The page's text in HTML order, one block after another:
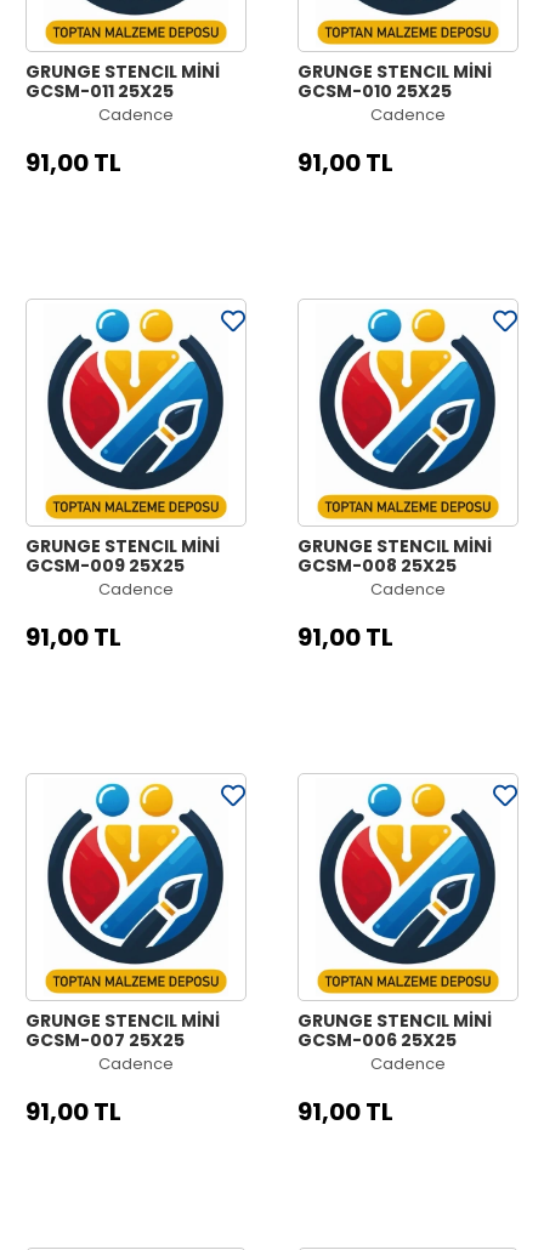
GRUNGE STENCIL MİNİ
GCSM-011 25X25
Cadence
91,00 TL
GRUNGE STENCIL MİNİ
GCSM-010 25X25
Cadence
91,00 TL
GRUNGE STENCIL MİNİ
GCSM-009 25X25
Cadence
91,00 TL
GRUNGE STENCIL MİNİ
GCSM-008 25X25
Cadence
91,00 TL
GRUNGE STENCIL MİNİ
GCSM-007 25X25
Cadence
91,00 TL
GRUNGE STENCIL MİNİ
GCSM-006 25X25
Cadence
91,00 TL